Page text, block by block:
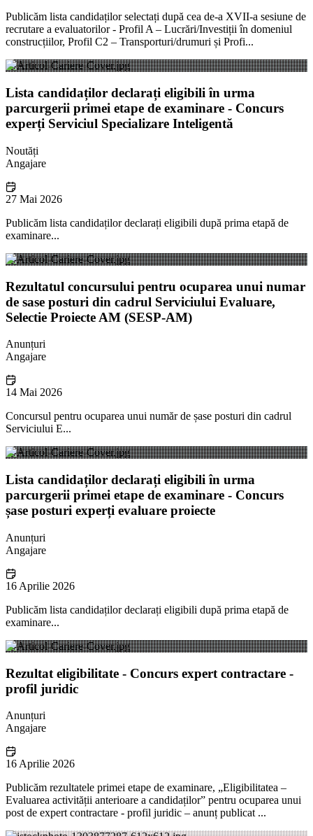
Publicăm lista candidaților selectați după cea de-a XVII-a sesiune de
recrutare a evaluatorilor - Profil A – Lucrări/Investiții în domeniul
construcțiilor, Profil C2 – Transporturi/drumuri și Profi...
Lista candidaților declarați eligibili în urma
parcurgerii primei etape de examinare - Concurs
experți Serviciul Specializare Inteligentă
Noutăți
Angajare
27 Mai 2026
Publicăm lista candidaților declarați eligibili după prima etapă de
examinare...
Rezultatul concursului pentru ocuparea unui numar
de sase posturi din cadrul Serviciului Evaluare,
Selectie Proiecte AM (SESP-AM)
Anunțuri
Angajare
14 Mai 2026
Concursul pentru ocuparea unui număr de șase posturi din cadrul
Serviciului E...
Lista candidaților declarați eligibili în urma
parcurgerii primei etape de examinare - Concurs
șase posturi experți evaluare proiecte
Anunțuri
Angajare
16 Aprilie 2026
Publicăm lista candidaților declarați eligibili după prima etapă de
examinare...
Rezultat eligibilitate - Concurs expert contractare -
profil juridic
Anunțuri
Angajare
16 Aprilie 2026
Publicăm rezultatele primei etape de examinare, „Eligibilitatea –
Evaluarea activității anterioare a candidaților” pentru ocuparea unui
post de expert contractare - profil juridic – anunț publicat ...